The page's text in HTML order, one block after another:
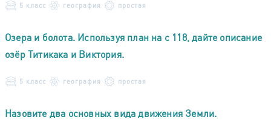
5 класс география простая
Озера и болота. Используя план на с 118, дайте описание
озёр Титикака и Виктория.
5 класс география простая
Назовите два основных вида движения Земли.